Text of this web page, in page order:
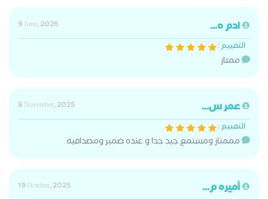
ادم ه...
9 June, 2026
التقييم :
ممتاز
عمر س...
8 November, 2025
التقييم :
مممتاز ومستمع جيد جدا و عنده ضمير ومصداقيه
أميره م...
19 October, 2025